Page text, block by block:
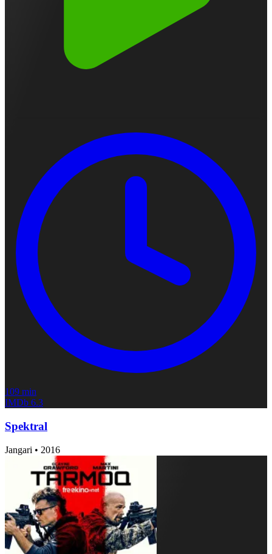
109 min
IMDb 6.3
Spektral
Jangari • 2016